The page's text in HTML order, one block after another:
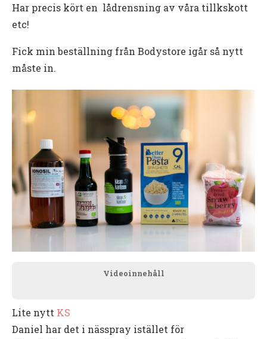
Har precis kört en lådrensning av våra tillkskott
etc!
Fick min beställning från Bodystore igår så nytt
måste in.
Videoinnehåll
Lite nytt KS
Daniel har det i nässpray istället för